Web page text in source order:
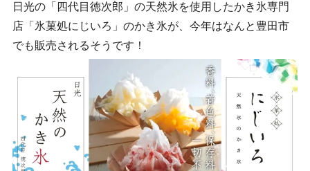
日光の「四代目徳次郎」の天然氷を使用したかき氷専門
店「氷菓処にじいろ」のかき氷が、今年はなんと豊田市
でも販売されるそうです！